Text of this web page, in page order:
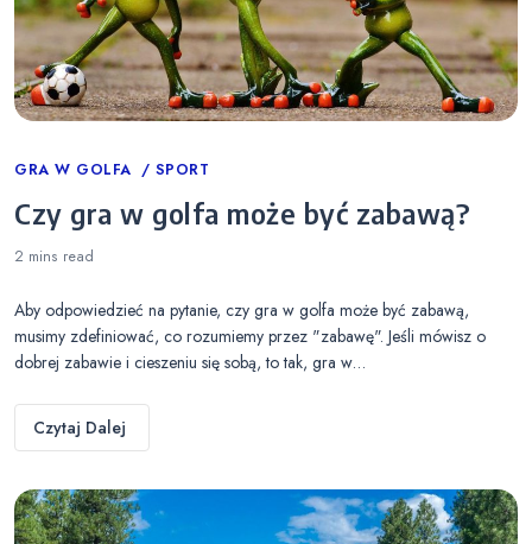
Categories
GRA W GOLFA SPORT
Czy gra w golfa może być zabawą?
2 mins read
Aby odpowiedzieć na pytanie, czy gra w golfa może być zabawą,
musimy zdefiniować, co rozumiemy przez "zabawę". Jeśli mówisz o
dobrej zabawie i cieszeniu się sobą, to tak, gra w…
Czytaj Dalej